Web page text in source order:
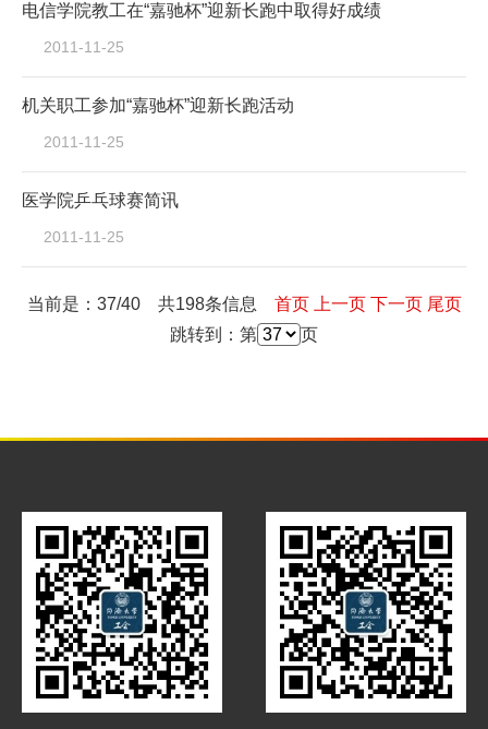
电信学院教工在“嘉驰杯”迎新长跑中取得好成绩
2011-11-25
机关职工参加“嘉驰杯”迎新长跑活动
2011-11-25
医学院乒乓球赛简讯
2011-11-25
当前是：37/40 共198条信息 首页 上一页 下一页 尾页
跳转到：第
页